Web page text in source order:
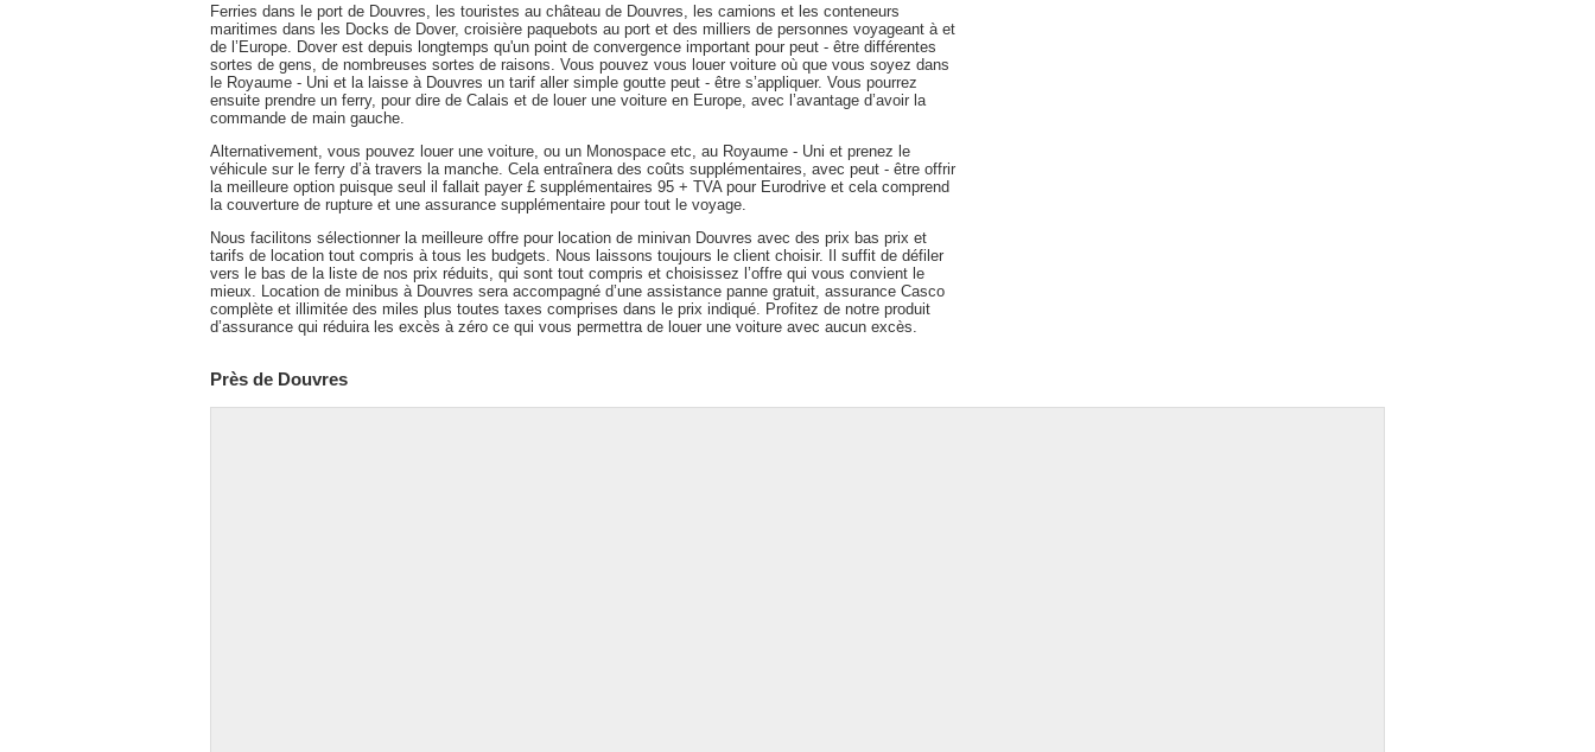
Ferries dans le port de Douvres, les touristes au château de Douvres, les camions et les conteneurs
maritimes dans les Docks de Dover, croisière paquebots au port et des milliers de personnes voyageant à et
de l’Europe. Dover est depuis longtemps qu'un point de convergence important pour peut - être différentes
sortes de gens, de nombreuses sortes de raisons. Vous pouvez vous louer voiture où que vous soyez dans
le Royaume - Uni et la laisse à Douvres un tarif aller simple goutte peut - être s’appliquer. Vous pourrez
ensuite prendre un ferry, pour dire de Calais et de louer une voiture en Europe, avec l’avantage d’avoir la
commande de main gauche.
Alternativement, vous pouvez louer une voiture, ou un Monospace etc, au Royaume - Uni et prenez le
véhicule sur le ferry d’à travers la manche. Cela entraînera des coûts supplémentaires, avec peut - être offrir
la meilleure option puisque seul il fallait payer £ supplémentaires 95 + TVA pour Eurodrive et cela comprend
la couverture de rupture et une assurance supplémentaire pour tout le voyage.
Nous facilitons sélectionner la meilleure offre pour location de minivan Douvres avec des prix bas prix et
tarifs de location tout compris à tous les budgets. Nous laissons toujours le client choisir. Il suffit de défiler
vers le bas de la liste de nos prix réduits, qui sont tout compris et choisissez l’offre qui vous convient le
mieux. Location de minibus à Douvres sera accompagné d’une assistance panne gratuit, assurance Casco
complète et illimitée des miles plus toutes taxes comprises dans le prix indiqué. Profitez de notre produit
d’assurance qui réduira les excès à zéro ce qui vous permettra de louer une voiture avec aucun excès.
Près de Douvres